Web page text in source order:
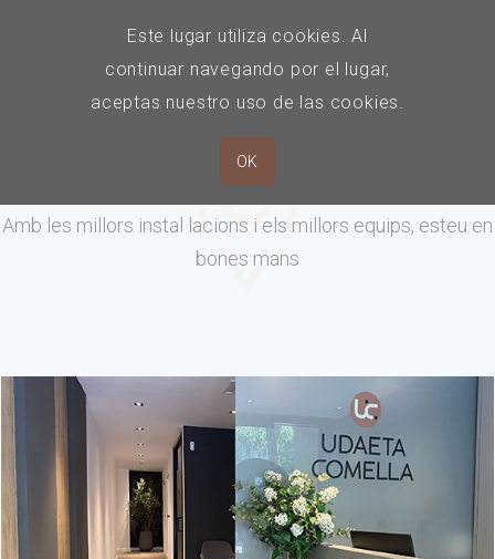
Les nostres clíniques
Amb les millors instal·lacions i els millors equips, esteu en
bones mans
Este lugar utiliza cookies. Al
continuar navegando por el lugar,
aceptas nuestro uso de las cookies.
OK